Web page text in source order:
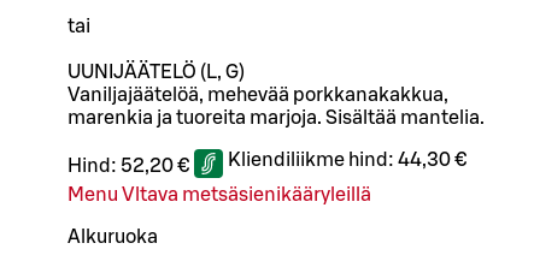
tai
UUNIJÄÄTELÖ (L, G)
Vaniljajäätelöä, mehevää porkkanakakkua,
marenkia ja tuoreita marjoja. Sisältää mantelia.
Hind: 52,20 € Kliendiliikme hind: 44,30 €
Menu Vltava metsäsienikääryleillä
Alkuruoka